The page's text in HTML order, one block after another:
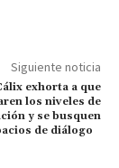
Siguiente noticia
exhorta a que
los niveles de
y se busquen
de diálogo